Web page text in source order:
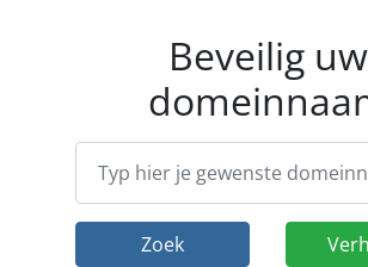
Beveilig uw
Zoek